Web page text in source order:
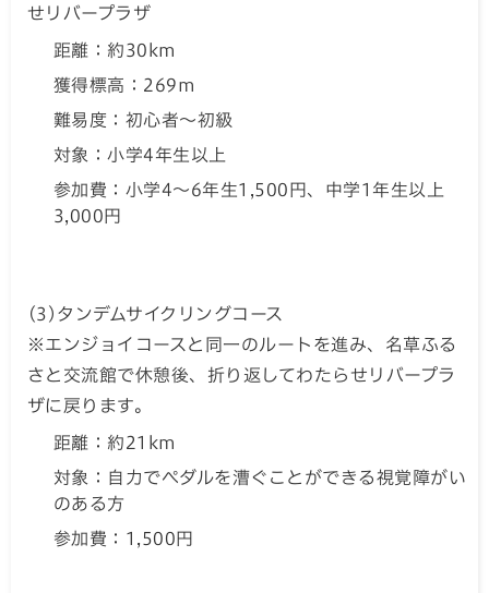
せリバープラザ
距離：約30km
獲得標高：269m
難易度：初心者～初級
対象：小学4年生以上
参加費：小学4～6年生1,500円、中学1年生以上
3,000円
(3)タンデムサイクリングコース
※エンジョイコースと同一のルートを進み、名草ふる
さと交流館で休憩後、折り返してわたらせリバープラ
ザに戻ります。
距離：約21km
対象：自力でペダルを漕ぐことができる視覚障がい
のある方
参加費：1,500円